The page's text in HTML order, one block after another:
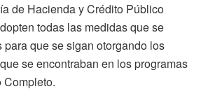
de Hacienda y Crédito Público
todas las medidas que se
para que se sigan otorgando los
se encontraban en los programas
Completo.